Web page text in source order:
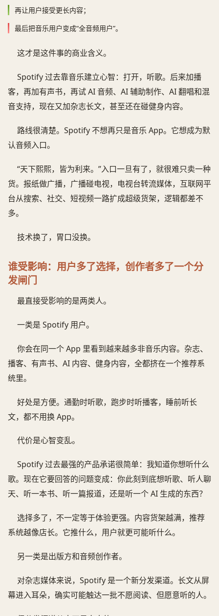
再让用户接受更长内容；
最后把音乐用户变成“全音频用户”。
这才是这件事的商业含义。
Spotify 过去靠音乐建立心智：打开，听歌。后来加播
客，再加有声书，再试 AI 音频、AI 辅助制作、AI 翻唱和混
音支持，现在又加杂志长文，甚至还在碰健身内容。
路线很清楚。Spotify 不想再只是音乐 App。它想成为默
认音频入口。
“天下熙熙，皆为利来。”入口一旦有了，就很难只卖一种
货。报纸做广播，广播碰电视，电视台转流媒体，互联网平
台从搜索、社交、短视频一路扩成超级货架，逻辑都差不
多。
技术换了，胃口没换。
谁受影响：用户多了选择，创作者多了一个分
发闸门
最直接受影响的是两类人。
一类是 Spotify 用户。
你会在同一个 App 里看到越来越多非音乐内容。杂志、
播客、有声书、AI 内容、健身内容，全都挤在一个推荐系
统里。
好处是方便。通勤时听歌，跑步时听播客，睡前听长
文，都不用换 App。
代价是心智变乱。
Spotify 过去最强的产品承诺很简单：我知道你想听什么
歌。现在它要回答的问题变成：你此刻到底想听歌、听人聊
天、听一本书、听一篇报道，还是听一个 AI 生成的东西？
选择多了，不一定等于体验更强。内容货架越满，推荐
系统越像店长。它推什么，用户就更可能听什么。
另一类是出版方和音频创作者。
对杂志媒体来说，Spotify 是一个新分发渠道。长文从屏
幕进入耳朵，确实可能触达一批不愿阅读、但愿意听的人。